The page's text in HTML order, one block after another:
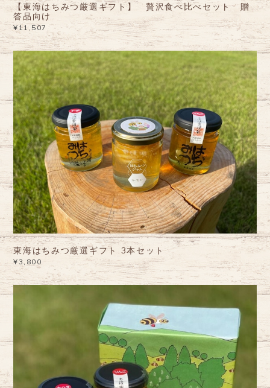
【東海はちみつ厳選ギフト】 贅沢食べ比べセット 贈
答品向け
¥11,507
東海はちみつ厳選ギフト 3本セット
¥3,800